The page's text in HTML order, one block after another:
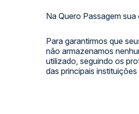
Na Quero Passagem
Para garantirmos que
não armazenamos
utilizado, seguindo os
das principais